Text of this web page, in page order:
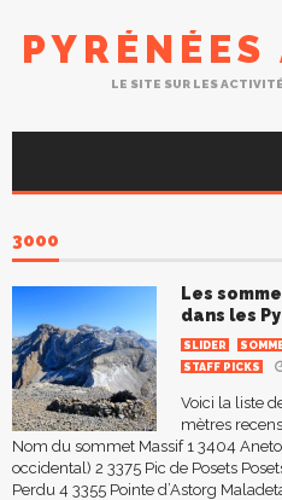
LE SITE SUR LES
3000
Les
dans les
SLIDER
STAFF PICKS
Voici la liste
mètres
Nom du sommet Massif 1 3404
occidental) 2 3375 Pic de Posets
Perdu 4 3355 Pointe d’Astorg